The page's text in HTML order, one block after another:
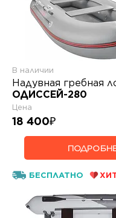
Надувная гребная
ОДИССЕЙ-280
В наличии
Цена
18 400₽
БЕСПЛАТНО